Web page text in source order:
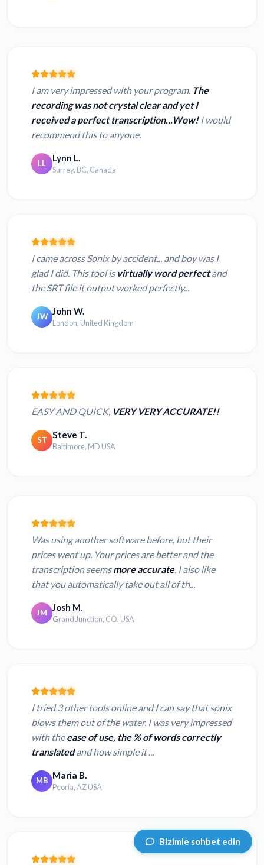
I am very impressed with your program. The
recording was not crystal clear and yet I
received a perfect transcription...Wow!I would
recommend this to anyone.
LL Lynn L.
Surrey, BC, Canada
I came across Sonix by accident... and boy was I
glad I did. This tool is virtually word perfectand
the SRT file it output worked perfectly...
JW John W.
London, United Kingdom
EASY AND QUICK, VERY VERY ACCURATE!!
ST Steve T.
Baltimore, MD USA
Was using another software before, but their
prices went up. Your prices are better and the
transcription seemsmore accurate. I also like
that you automatically take out all of th...
JM Josh M.
Grand Junction, CO, USA
I tried 3 other tools online and I can say that sonix
blows them out of the water. I was very impressed
with theease of use, the % of words correctly
translatedand how simple it ...
MB Maria B.
Peoria, AZ USA
Bizimle sohbet edin